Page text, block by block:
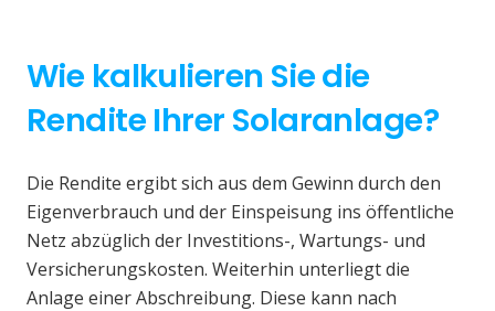
Wie kalkulieren Sie die
Rendite Ihrer Solaranlage?
Die Rendite ergibt sich aus dem Gewinn durch den
Eigenverbrauch und der Einspeisung ins öffentliche
Netz abzüglich der Investitions-, Wartungs- und
Versicherungskosten. Weiterhin unterliegt die
Anlage einer Abschreibung. Diese kann nach